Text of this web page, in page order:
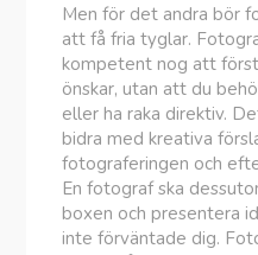
Men för det andra bör
att få fria tyglar.
kompetent nog att
önskar, utan att du
eller ha raka direktiv.
bidra med kreativa
fotograferingen och
En fotograf ska
boxen och presentera
inte förväntade dig.